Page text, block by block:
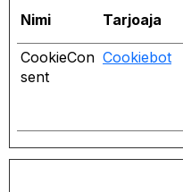
Nimi Tarjoaja
CookieCon
sent
Cookiebot
ny
flik